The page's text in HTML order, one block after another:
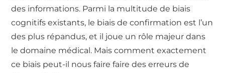
des informations. Parmi la multitude de biais
cognitifs existants, le biais de confirmation est l’un
des plus répandus, et il joue un rôle majeur dans
le domaine médical. Mais comment exactement
ce biais peut-il nous faire faire des erreurs de